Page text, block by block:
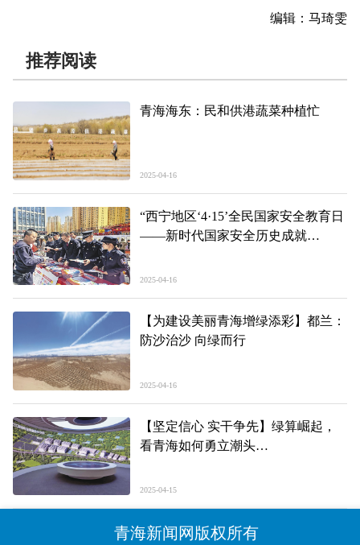
编辑：马琦雯
推荐阅读
青海海东：民和供港蔬菜种植忙
2025-04-16
“西宁地区‘4·15’全民国家安全教育日
——新时代国家安全历史成就
2025-04-16
【为建设美丽青海增绿添彩】都兰：
防沙治沙 向绿而行
2025-04-16
【坚定信心 实干争先】绿算崛起，
看青海如何勇立潮头
2025-04-15
青海新闻网版权所有